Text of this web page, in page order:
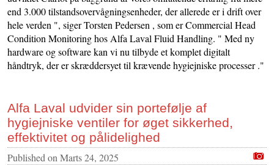
end 3.000 tilstandsovervågningsenheder, der allerede er i drift over
hele verden ", siger Torsten Pedersen , som er Commercial Head
Condition Monitoring hos Alfa Laval Fluid Handling. " Med ny
hardware og software kan vi nu tilbyde et komplet digitalt
håndtryk, der er skræddersyet til krævende hygiejniske processer ."
Alfa Laval udvider sin portefølje af
hygiejniske ventiler for øget sikkerhed,
effektivitet og pålidelighed
Published on Marts 24, 2025